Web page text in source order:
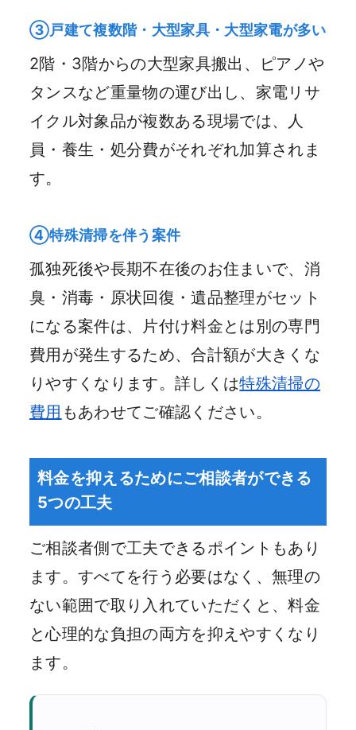
③戸建て複数階・大型家具・大型家電が多い
2階・3階からの大型家具搬出、ピアノや
タンスなど重量物の運び出し、家電リサ
イクル対象品が複数ある現場では、人
員・養生・処分費がそれぞれ加算されま
す。
④特殊清掃を伴う案件
孤独死後や長期不在後のお住まいで、消
臭・消毒・原状回復・遺品整理がセット
になる案件は、片付け料金とは別の専門
費用が発生するため、合計額が大きくな
りやすくなります。詳しくは特殊清掃の
費用 もあわせてご確認ください。
料金を抑えるためにご相談者ができる
5つの工夫
ご相談者側で工夫できるポイントもあり
ます。すべてを行う必要はなく、無理の
ない範囲で取り入れていただくと、料金
と心理的な負担の両方を抑えやすくなり
ます。